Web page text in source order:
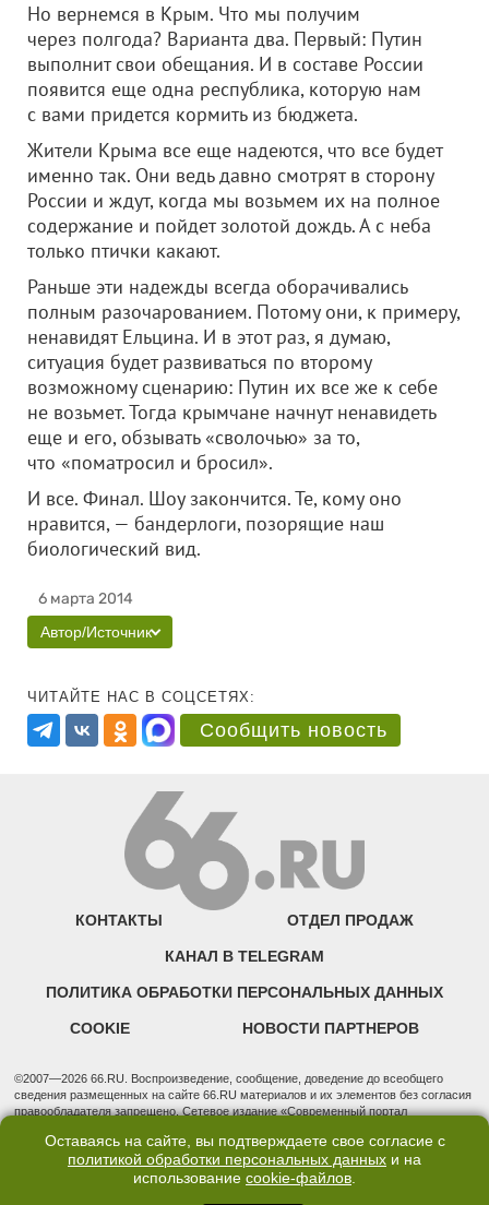
Но вернемся в Крым. Что мы получим
через полгода? Варианта два. Первый: Путин
выполнит свои обещания. И в составе России
появится еще одна республика, которую нам
с вами придется кормить из бюджета.
Жители Крыма все еще надеются, что все будет
именно так. Они ведь давно смотрят в сторону
России и ждут, когда мы возьмем их на полное
содержание и пойдет золотой дождь. А с неба
только птички какают.
Раньше эти надежды всегда оборачивались
полным разочарованием. Потому они, к примеру,
ненавидят Ельцина. И в этот раз, я думаю,
ситуация будет развиваться по второму
возможному сценарию: Путин их все же к себе
не возьмет. Тогда крымчане начнут ненавидеть
еще и его, обзывать «сволочью» за то,
что «поматросил и бросил».
И все. Финал. Шоу закончится. Те, кому оно
нравится, — бандерлоги, позорящие наш
биологический вид.
6 марта 2014
Автор/Источник
ЧИТАЙТЕ НАС В СОЦСЕТЯХ:
Сообщить новость
КОНТАКТЫ ОТДЕЛ ПРОДАЖ
КАНАЛ В TELEGRAM
ПОЛИТИКА ОБРАБОТКИ ПЕРСОНАЛЬНЫХ ДАННЫХ
COOKIE НОВОСТИ ПАРТНЕРОВ
©2007—2026 66.RU. Воспроизведение, сообщение, доведение до всеобщего
сведения размещенных на сайте 66.RU материалов и их элементов без согласия
правообладателя запрещено. Сетевое издание «Современный портал
надзору в сфере связи, информационных технологий и массовых коммуникаций
(Роскомнадзор). Регистрационный номер ЭЛ № ФС 77 - 76634 от 02.09.2019
Учредитель: Общество с ограниченной ответственностью "66.ру". Юридический
Оставаясь на сайте, вы подтверждаете свое согласие с
политикой обработки персональных данных и на
использование cookie-файлов.